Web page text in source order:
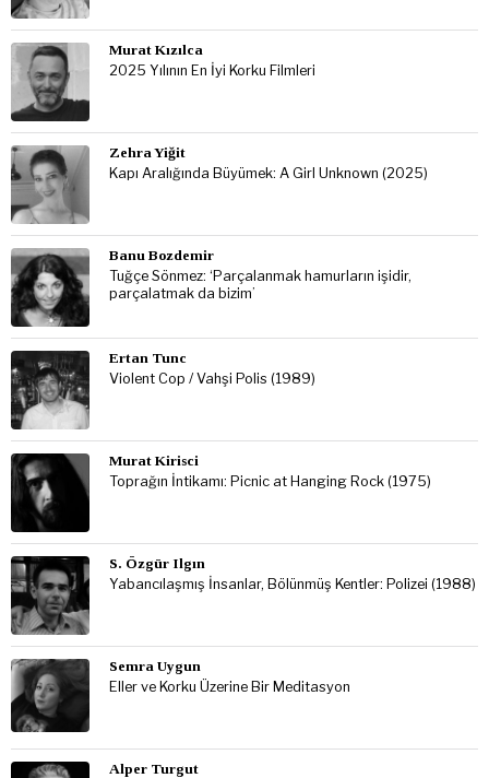
Murat Kızılca
2025 Yılının En İyi Korku Filmleri
Zehra Yiğit
Kapı Aralığında Büyümek: A Girl Unknown (2025)
Banu Bozdemir
Tuğçe Sönmez: ‘Parçalanmak hamurların işidir,
parçalatmak da bizim’
Ertan Tunc
Violent Cop / Vahşi Polis (1989)
Murat Kirisci
Toprağın İntikamı: Picnic at Hanging Rock (1975)
S. Özgür Ilgın
Yabancılaşmış İnsanlar, Bölünmüş Kentler: Polizei (1988)
Semra Uygun
Eller ve Korku Üzerine Bir Meditasyon
Alper Turgut